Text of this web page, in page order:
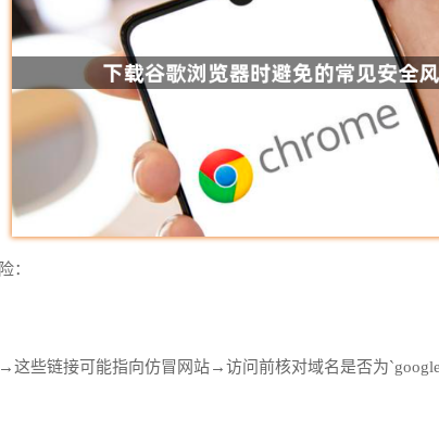
：
些链接可能指向仿冒网站→访问前核对域名是否为